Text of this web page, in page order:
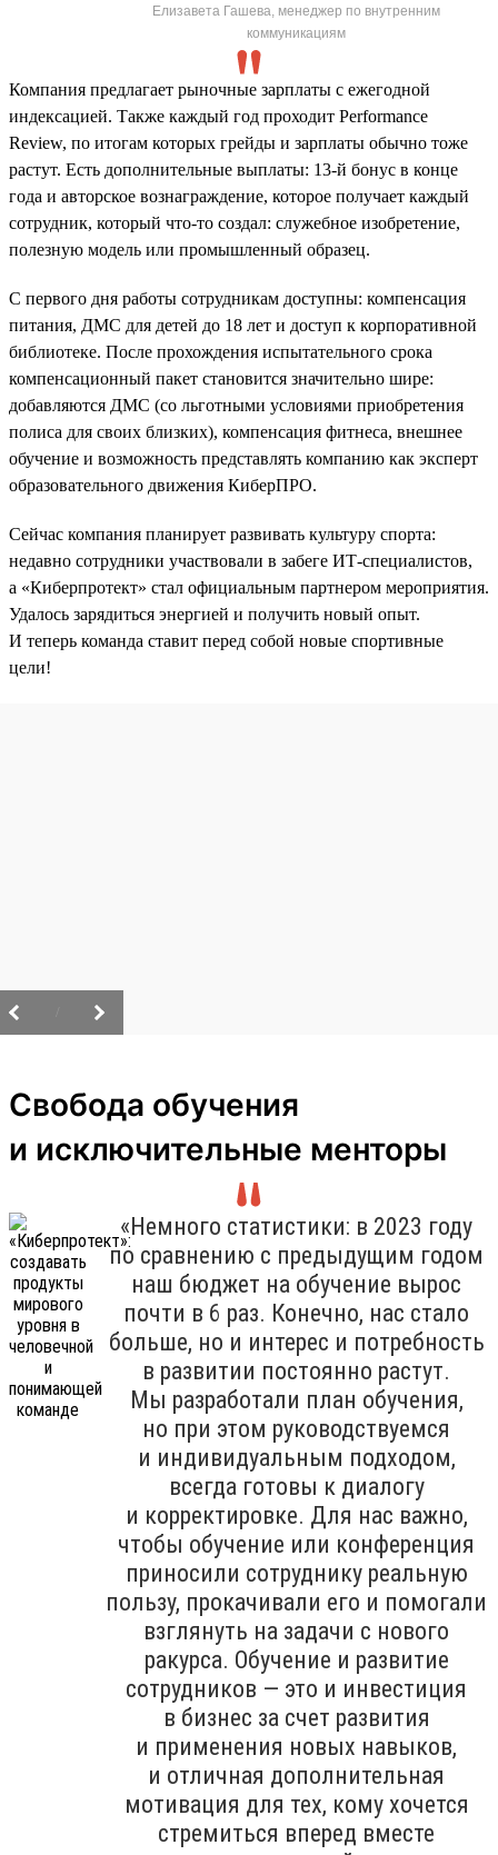
Елизавета Гашева, менеджер по внутренним
коммуникациям
Компания предлагает рыночные зарплаты с ежегодной
индексацией. Также каждый год проходит Performance
Review, по итогам которых грейды и зарплаты обычно тоже
растут. Есть дополнительные выплаты: 13-й бонус в конце
года и авторское вознаграждение, которое получает каждый
сотрудник, который что-то создал: служебное изобретение,
полезную модель или промышленный образец.
С первого дня работы сотрудникам доступны: компенсация
питания, ДМС для детей до 18 лет и доступ к корпоративной
библиотеке. После прохождения испытательного срока
компенсационный пакет становится значительно шире:
добавляются ДМС (со льготными условиями приобретения
полиса для своих близких), компенсация фитнеса, внешнее
обучение и возможность представлять компанию как эксперт
образовательного движения КиберПРО.
Сейчас компания планирует развивать культуру спорта:
недавно сотрудники участвовали в забеге ИТ-специалистов,
а «Киберпротект» стал официальным партнером мероприятия.
Удалось зарядиться энергией и получить новый опыт.
И теперь команда ставит перед собой новые спортивные
цели!
Свобода обучения
и исключительные менторы
«Немного статистики: в 2023 году
по сравнению с предыдущим годом
наш бюджет на обучение вырос
почти в 6 раз. Конечно, нас стало
больше, но и интерес и потребность
в развитии постоянно растут.
Мы разработали план обучения,
но при этом руководствуемся
и индивидуальным подходом,
всегда готовы к диалогу
и корректировке. Для нас важно,
чтобы обучение или конференция
приносили сотруднику реальную
пользу, прокачивали его и помогали
взглянуть на задачи с нового
ракурса. Обучение и развитие
сотрудников — это и инвестиция
в бизнес за счет развития
и применения новых навыков,
и отличная дополнительная
мотивация для тех, кому хочется
стремиться вперед вместе